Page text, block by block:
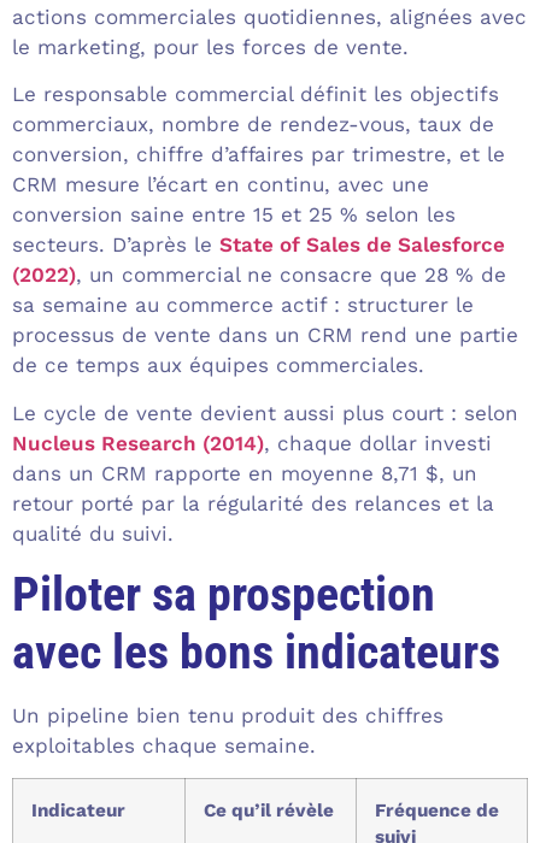
actions commerciales quotidiennes, alignées avec
le marketing, pour les forces de vente.
Le responsable commercial définit les objectifs
commerciaux, nombre de rendez-vous, taux de
conversion, chiffre d’affaires par trimestre, et le
CRM mesure l’écart en continu, avec une
conversion saine entre 15 et 25 % selon les
secteurs. D’après le State of Sales de Salesforce
(2022), un commercial ne consacre que 28 % de
sa semaine au commerce actif : structurer le
processus de vente dans un CRM rend une partie
de ce temps aux équipes commerciales.
Le cycle de vente devient aussi plus court : selon
Nucleus Research (2014), chaque dollar investi
dans un CRM rapporte en moyenne 8,71 $, un
retour porté par la régularité des relances et la
qualité du suivi.
Piloter sa prospection
avec les bons indicateurs
Un pipeline bien tenu produit des chiffres
exploitables chaque semaine.
Indicateur Ce qu’il révèle
Fréquence de
suivi